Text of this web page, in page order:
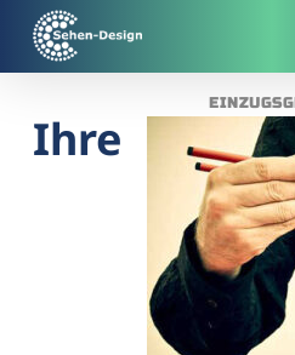
main
Ihre